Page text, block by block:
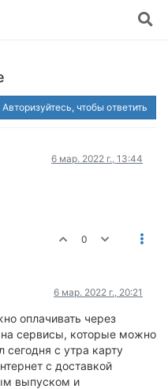
Авторизуйтесь, чтобы ответить
6 мар. 2022 г., 13:44
0
6 мар. 2022 г., 20:21
оплачивать через
сервисы, которые можно
сегодня с утра карту
с доставкой
выпуском и